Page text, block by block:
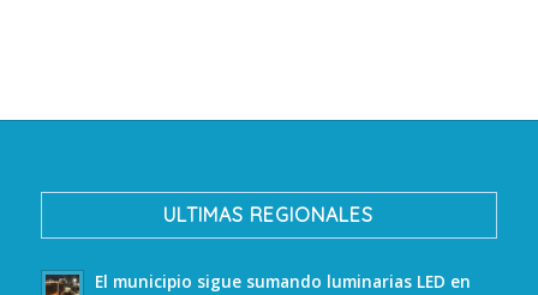
ULTIMAS REGIONALES
El municipio sigue sumando luminarias LED en